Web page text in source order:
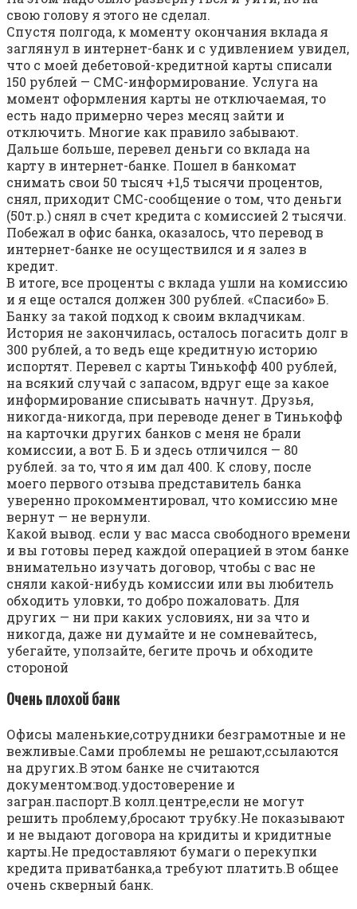
свою голову я этого не сделал.
Спустя полгода, к моменту окончания вклада я
заглянул в интернет-банк и с удивлением увидел,
что с моей дебетовой-кредитной карты списали
150 рублей — СМС-информирование. Услуга на
момент оформления карты не отключаемая, то
есть надо примерно через месяц зайти и
отключить. Многие как правило забывают.
Дальше больше, перевел деньги со вклада на
карту в интернет-банке. Пошел в банкомат
снимать свои 50 тысяч +1,5 тысячи процентов,
снял, приходит СМС-сообщение о том, что деньги
(50т.р.) снял в счет кредита с комиссией 2 тысячи.
Побежал в офис банка, оказалось, что перевод в
интернет-банке не осуществился и я залез в
кредит.
В итоге, все проценты с вклада ушли на комиссию
и я еще остался должен 300 рублей. «Спасибо» Б.
Банку за такой подход к своим вкладчикам.
История не закончилась, осталось погасить долг в
300 рублей, а то ведь еще кредитную историю
испортят. Перевел с карты Тинькофф 400 рублей,
на всякий случай с запасом, вдруг еще за какое
информирование списывать начнут. Друзья,
никогда-никогда, при переводе денег в Тинькофф
на карточки других банков с меня не брали
комиссии, а вот Б. Б и здесь отличился — 80
рублей. за то, что я им дал 400. К слову, после
моего первого отзыва представитель банка
уверенно прокомментировал, что комиссию мне
вернут — не вернули.
Какой вывод. если у вас масса свободного времени
и вы готовы перед каждой операцией в этом банке
внимательно изучать договор, чтобы с вас не
сняли какой-нибудь комиссии или вы любитель
обходить уловки, то добро пожаловать. Для
других — ни при каких условиях, ни за что и
никогда, даже ни думайте и не сомневайтесь,
убегайте, уползайте, бегите прочь и обходите
стороной
Очень плохой банк
Офисы маленькие,сотрудники безграмотные и не
вежливые.Сами проблемы не решают,ссылаются
на других.В этом банке не считаются
документом:вод.удостоверение и
загран.паспорт.В колл.центре,если не могут
решить проблему,бросают трубку.Не показывают
и не выдают договора на кридиты и кридитные
карты.Не предоставляют бумаги о перекупки
кредита приватбанка,а требуют платить.В общее
очень скверный банк.